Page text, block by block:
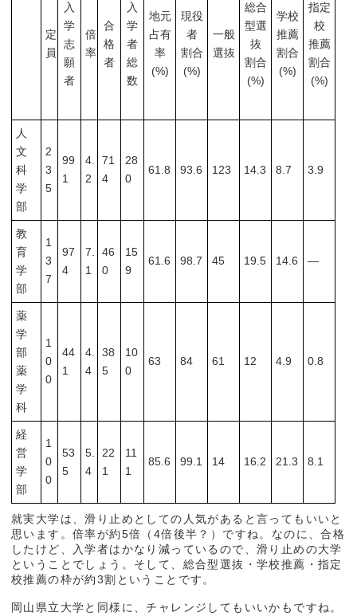
定
員
入
学
志
願
者
倍
率
合
格
者
入
学
者
総
数
地元
占有
率
(%)
現役
者
割合
(%)
一般
選抜
総合
型選
抜
割合
(%)
学校
推薦
割合
(%)
指定
校
推薦
割合
(%)
人
文
科
学
部
2
3
5
99
1
4.
2
71
4
28
0
61.8 93.6 123 14.3 8.7 3.9
教
育
学
部
1
3
7
97
4
7.
1
46
0
15
9
61.6 98.7 45 19.5 14.6 ―
薬
学
部
薬
学
科
1
0
0
44
1
4.
4
38
5
10
0
63 84 61 12 4.9 0.8
経
営
学
部
1
0
0
53
5
5.
4
22
1
11
1
85.6 99.1 14 16.2 21.3 8.1
就実大学は、滑り止めとしての人気があると言ってもいいと
思います。倍率が約5倍（4倍後半？）ですね。なのに、合格
したけど、入学者はかなり減っているので、滑り止めの大学
ということでしょう。そして、総合型選抜・学校推薦・指定
校推薦の枠が約3割ということです。
岡山県立大学と同様に、チャレンジしてもいいかもですね。